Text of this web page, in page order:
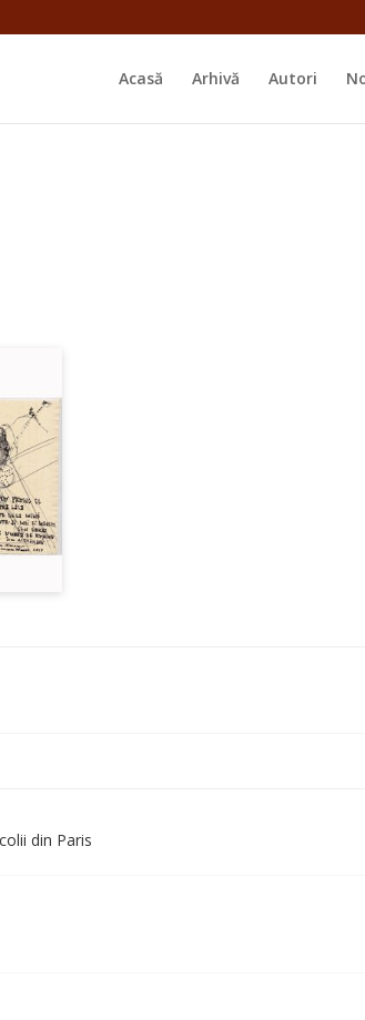
Acasă Arhivă Autori
din Paris